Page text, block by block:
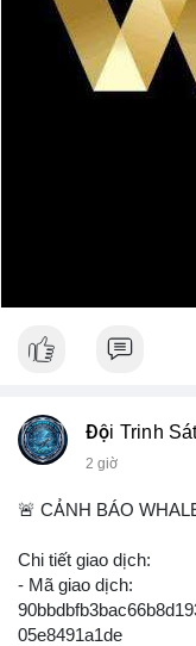
Đội Trinh
2 giờ
🚨 CẢNH BÁO
Chi tiết giao dịch:
- Mã giao dịch:
05e8491a1de